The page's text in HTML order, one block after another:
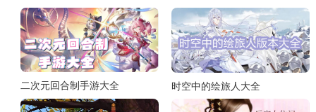
二次元回合制手游大全 时空中的绘旅人大全